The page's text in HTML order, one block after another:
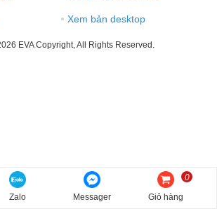
● Xem bản desktop
EVA Copyright, All Rights Reserved.
Zalo Messager Giỏ hàng
0